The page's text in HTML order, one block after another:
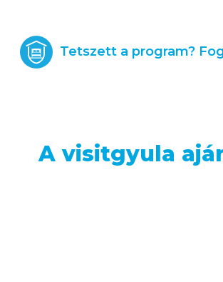
Tetszett a program?
A visitgyula